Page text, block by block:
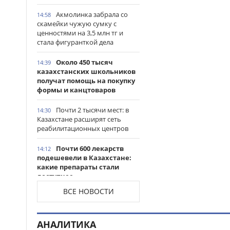
14:58
Акмолинка забрала со
скамейки чужую сумку с
ценностями на 3,5 млн тг и
стала фигуранткой дела
14:39
Около 450 тысяч
казахстанских школьников
получат помощь на покупку
формы и канцтоваров
14:30
Почти 2 тысячи мест: в
Казахстане расширят сеть
реабилитационных центров
14:12
Почти 600 лекарств
подешевели в Казахстане:
какие препараты стали
доступнее
Казахстанские
таеквондисты завоевали
четыре медали на турнире в
Индонезии
ВСЕ НОВОСТИ
АНАЛИТИКА